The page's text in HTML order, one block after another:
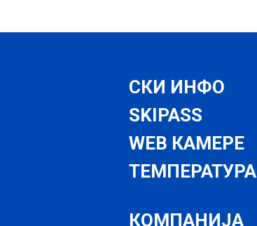
СКИ ИНФО
SKIPASS
WEB КАМЕРЕ
ТЕМПЕРАТУРА
КОМПАНИЈА